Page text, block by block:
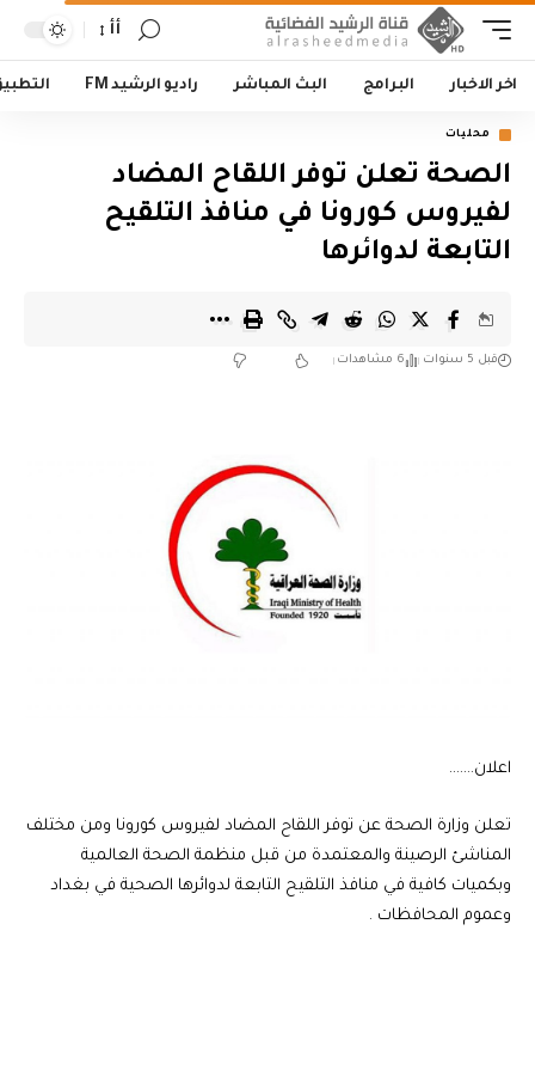
أأ
اخر الاخبار البرامج البث المباشر راديو الرشيد FM
محليات
الصحة تعلن توفر اللقاح المضاد
لفيروس كورونا في منافذ التلقيح
التابعة لدوائرها
قبل 5 سنوات 6 مشاهدات
اعلان…….
تعلن وزارة الصحة عن توفر اللقاح المضاد لفيروس كورونا ومن مختلف
المناشئ الرصينة والمعتمدة من قبل منظمة الصحة العالمية
وبكميات كافية في منافذ التلقيح التابعة لدوائرها الصحية في بغداد
وعموم المحافظات .